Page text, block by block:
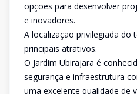
opções para desenvolver
e inovadores.
A localização privilegiada do
principais atrativos.
O Jardim Ubirajara é
segurança e infraestrutura
uma excelente qualidade de